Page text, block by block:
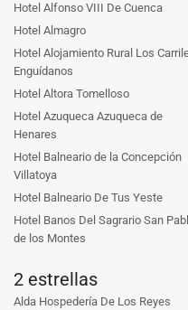
Hotel Alfonso VIII De Cuenca
Hotel Almagro
Hotel Alojamiento Rural Los
Enguídanos
Hotel Altora Tomelloso
Hotel Azuqueca Azuqueca de
Henares
Hotel Balneario de la Concepción
Villatoya
Hotel Balneario De Tus Yeste
Hotel Banos Del Sagrario San
de los Montes
2 estrellas
Alda Hospedería De Los Reyes